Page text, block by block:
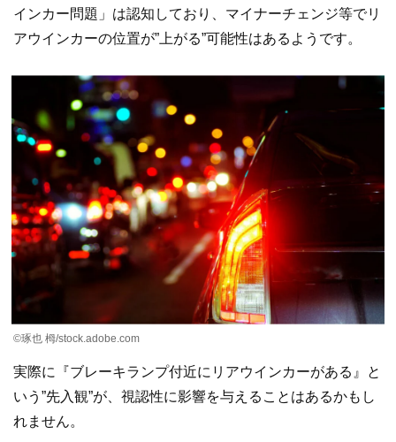
インカー問題」は認知しており、マイナーチェンジ等でリ
アウインカーの位置が”上がる”可能性はあるようです。
©琢也 栂/stock.adobe.com
実際に『ブレーキランプ付近にリアウインカーがある』と
いう”先入観”が、視認性に影響を与えることはあるかもし
れません。